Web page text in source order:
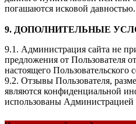
погашаются исковой давностью.
9. ДОПОЛНИТЕЛЬНЫЕ
9.1. Администрация сайта не
предложения от Пользователя
настоящего Пользовательского
9.2. Отзывы Пользователя,
являются конфиденциальной
использованы Администрацией